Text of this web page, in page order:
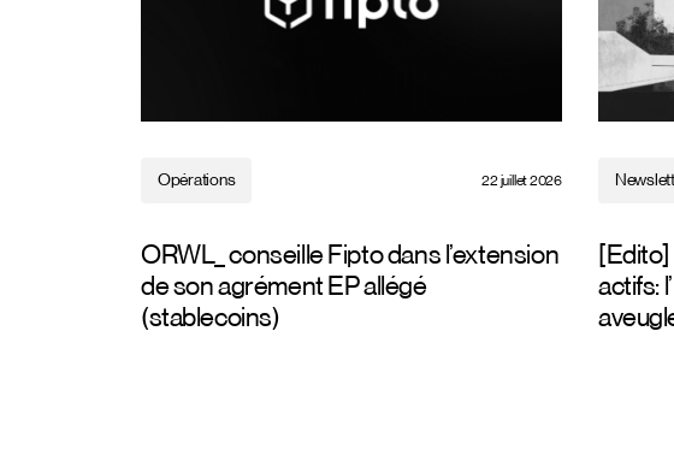
Opérations 22 juillet 2026
ORWL_ conseille Fipto dans l’extension
de son agrément EP allégé
(stablecoins)
actifs: